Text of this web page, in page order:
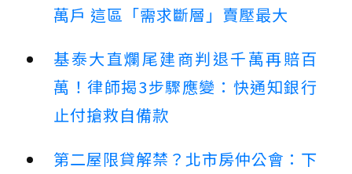
萬戶 這區「需求斷層」賣壓最大
基泰大直爛尾建商判退千萬再賠百
萬！律師揭3步驟應變：快通知銀行
止付搶救自備款
第二屋限貸解禁？北市房仲公會：下